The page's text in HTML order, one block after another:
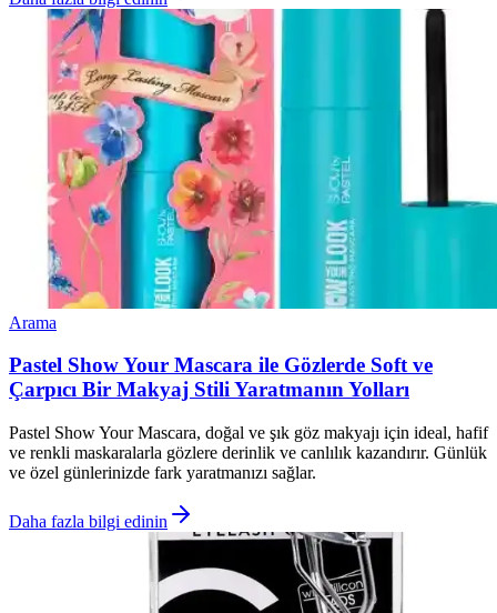
Arama
Pastel Show Your Mascara ile Gözlerde Soft ve
Çarpıcı Bir Makyaj Stili Yaratmanın Yolları
Pastel Show Your Mascara, doğal ve şık göz makyajı için ideal, hafif
ve renkli maskaralarla gözlere derinlik ve canlılık kazandırır. Günlük
ve özel günlerinizde fark yaratmanızı sağlar.
Daha fazla bilgi edinin